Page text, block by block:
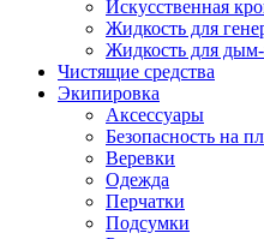
Искусственная
Жидкость для
Жидкость для
Чистящие средства
Экипировка
Аксессуары
Безопасность на
Веревки
Одежда
Перчатки
Подсумки